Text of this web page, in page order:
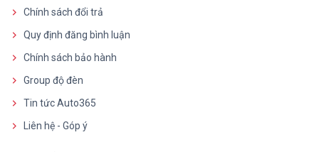
Chính sách đổi trả
Quy định đăng bình luận
Chính sách bảo hành
Group độ đèn
Tin tức Auto365
Liên hệ - Góp ý